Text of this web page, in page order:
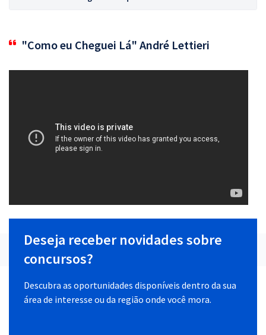
"Como eu Cheguei Lá" André Lettieri
Deseja receber novidades sobre
concursos?
Descubra as oportunidades disponíveis dentro da sua
área de interesse ou da região onde você mora.